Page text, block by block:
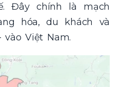
Đây chính là mạch
hóa, du khách và
Việt Nam.